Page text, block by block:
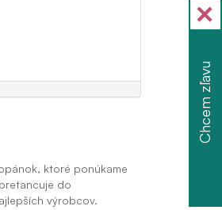
ktoré ponúkame
do
výrobcov.
Chcem zľavu